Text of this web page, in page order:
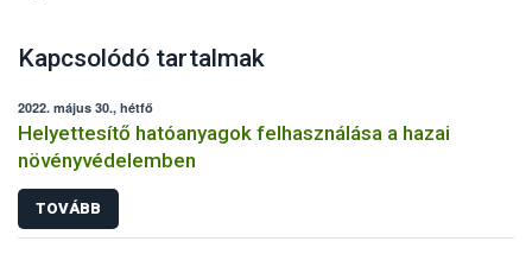
Kapcsolódó tartalmak
2022. május 30., hétfő
Helyettesítő hatóanyagok felhasználása a hazai
növényvédelemben
TOVÁBB